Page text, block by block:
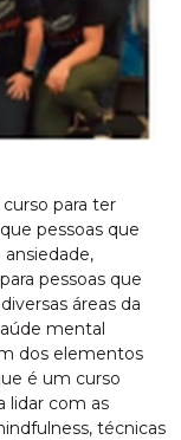
para ter
pessoas que
pessoas que
áreas da
mental
dos elementos
é um curso
lidar com as
técnicas